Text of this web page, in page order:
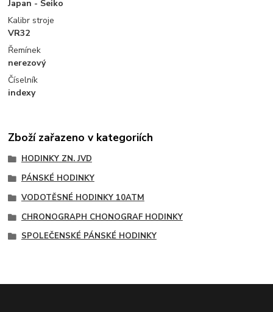
Japan - Seiko
Kalibr stroje
VR32
Řemínek
nerezový
Číselník
indexy
Zboží zařazeno v kategoriích
HODINKY ZN. JVD
PÁNSKÉ HODINKY
VODOTĚSNÉ HODINKY 10ATM
CHRONOGRAPH CHONOGRAF HODINKY
SPOLEČENSKÉ PÁNSKÉ HODINKY